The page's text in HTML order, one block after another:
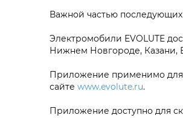
Важной частью
Электромобили EVOLUTE
Нижнем Новгороде, Казани,
Приложение применимо для
сайте www.evolute.ru.
Приложение доступно для